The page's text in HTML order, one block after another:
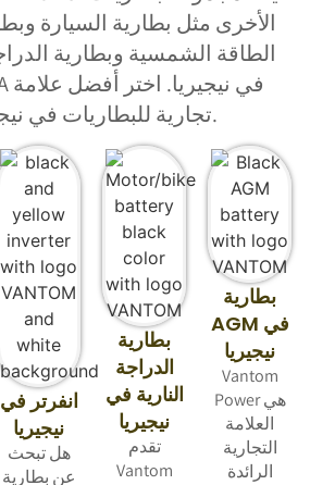
الأخرى مثل بطارية السيارة
الطاقة الشمسية وبطارية
في نيجيريا. اختر أفضل علامة
تجارية للبطاريات في نيجيريا.
انفرتر في
نيجيريا
هل تبحث
عن بطارية
بطارية
الدراجة
النارية في
نيجيريا
تقدم
Vantom
بطارية
AGM في
نيجيريا
Vantom
Power هي
العلامة
التجارية
الرائدة